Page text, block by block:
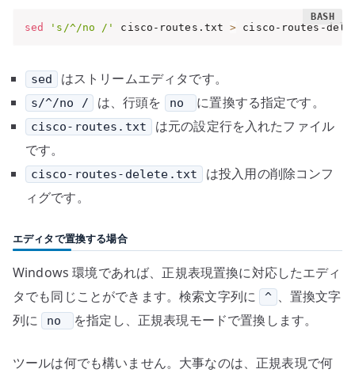
sed 's/^/no /' cisco-routes.txt > cisco-routes-
sed はストリームエディタです。
s/^/no / は、行頭を no に置換する指定です。
cisco-routes.txt
は元の設定行を入れたファイル
です。
cisco-routes-delete.txt
は投入用の削除コンフ
ィグです。
エディタで置換する場合
Windows 環境であれば、正規表現置換に対応したエディ
タでも同じことができます。検索文字列に
^ 、置換文字
列に
no を指定し、正規表現モードで置換します。
ツールは何でも構いません。大事なのは、正規表現で何